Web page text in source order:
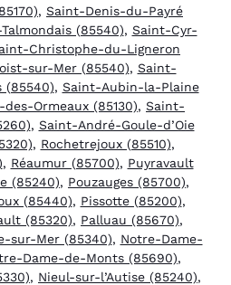
, Saint-Denis-du-Payré
(85540), Saint-Cyr-
Christophe-du-Ligneron
sur-Mer (85540), Saint-
(85540), Saint-Aubin-la-Plaine
Ormeaux (85130), Saint-
, Saint-André-Goule-d’Oie
, Rochetrejoux (85510),
, Réaumur (85700), Puyravault
(85240), Pouzauges (85700),
(85440), Pissotte (85200),
(85320), Palluau (85670),
sur-Mer (85340), Notre-Dame-
Dame-de-Monts (85690),
, Nieul-sur-l’Autise (85240),